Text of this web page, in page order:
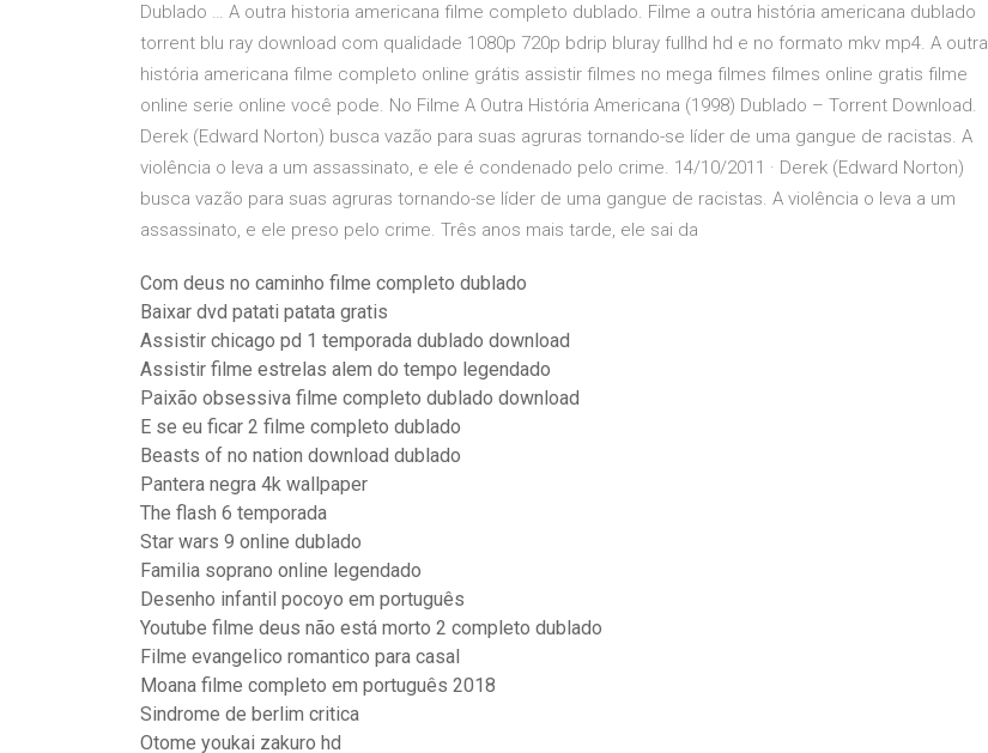
Dublado … A outra historia americana filme completo dublado. Filme a outra história americana dublado
torrent blu ray download com qualidade 1080p 720p bdrip bluray fullhd hd e no formato mkv mp4. A outra
história americana filme completo online grátis assistir filmes no mega filmes filmes online gratis filme
online serie online você pode. No Filme A Outra História Americana (1998) Dublado – Torrent Download.
Derek (Edward Norton) busca vazão para suas agruras tornando-se líder de uma gangue de racistas. A
violência o leva a um assassinato, e ele é condenado pelo crime. 14/10/2011 · Derek (Edward Norton)
busca vazão para suas agruras tornando-se líder de uma gangue de racistas. A violência o leva a um
assassinato, e ele preso pelo crime. Três anos mais tarde, ele sai da
Com deus no caminho filme completo dublado
Baixar dvd patati patata gratis
Assistir chicago pd 1 temporada dublado download
Assistir filme estrelas alem do tempo legendado
Paixão obsessiva filme completo dublado download
E se eu ficar 2 filme completo dublado
Beasts of no nation download dublado
Pantera negra 4k wallpaper
The flash 6 temporada
Star wars 9 online dublado
Familia soprano online legendado
Desenho infantil pocoyo em português
Youtube filme deus não está morto 2 completo dublado
Filme evangelico romantico para casal
Moana filme completo em português 2018
Sindrome de berlim critica
Otome youkai zakuro hd